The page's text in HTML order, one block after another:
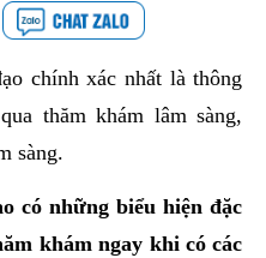
chính xác nhất là thông
thăm khám lâm sàng,
sàng.
có những biểu hiện đặc
khám ngay khi có các